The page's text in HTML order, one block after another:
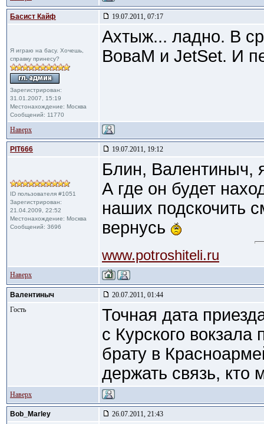
Басист Кайф 19.07.2011, 07:17
Я играю на басу. Хочешь,
справку принесу?
Зарегистрирован:
31.01.2007, 15:19
Местонахождение: Москва
Сообщений: 11770
Ахтыж... ладно. В
ВоваМ и JetSet. И
Наверх
PIT666 19.07.2011, 19:12
ID пользователя #1051
Зарегистрирован:
21.04.2009, 22:52
Местонахождение: Москва
Сообщений: 3696
Блин, Валентиныч,
А где он будет
наших подскочить
вернусь
www.potroshiteli.ru
Наверх
Валентиныч
20.07.2011, 01:44
Гость
Точная дата
с Курского вокзала
брату в
держать связь, кто
Наверх
Bob_Marley
26.07.2011, 21:43